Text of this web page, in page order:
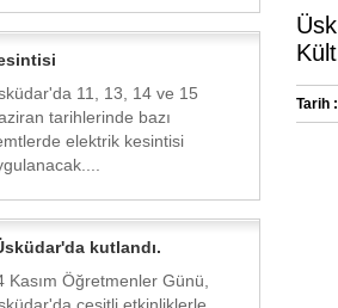
11, 13, 14 ve 15
tarihlerinde bazı
elektrik kesintisi
kutlandı.
Kasım Öğretmenler Günü,
Tarih :